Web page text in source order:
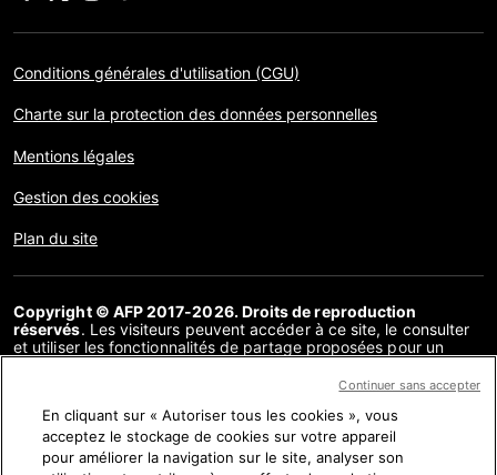
Conditions générales d'utilisation (CGU)
Charte sur la protection des données personnelles
Mentions légales
Gestion des cookies
Plan du site
Copyright © AFP 2017-2026. Droits de reproduction
réservés. Les visiteurs peuvent accéder à ce site, le consulter
et utiliser les fonctionnalités de partage proposées pour un
communication au public, distribution de tout ou partie du
soit, sans licence spécifique signée avec l’AFP, est interdite. Les
éléments analysés dans le cadre de chaque factuel sont
présentés ou font l’objet de liens dans la mesure nécessaire à la
bonne compréhension de la vérification de l’information
En cliquant sur « Autoriser tous les cookies », vous
acceptez le stockage de cookies sur votre appareil
pour améliorer la navigation sur le site, analyser son
Continuer sans accepter